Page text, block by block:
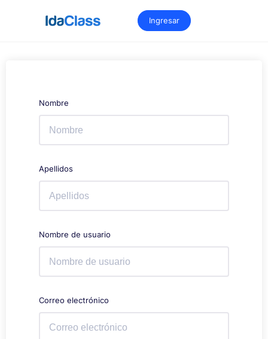
Ingresar
Nombre
Apellidos
Nombre de usuario
Correo electrónico